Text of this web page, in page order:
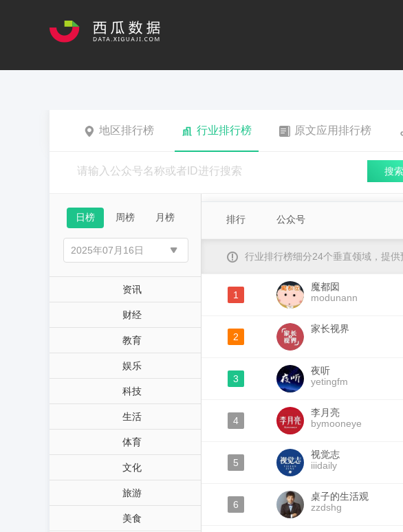
地区排行榜 行业排行榜 原文应用排行榜
搜索
日榜 周榜 月榜
资讯
财经
教育
娱乐
科技
生活
体育
文化
旅游
美食
排行 公众号
行业排行榜细分24个垂直领域，提
1
魔都囡
modunann
2
家长视界
3
夜听
yetingfm
4
李月亮
bymooneye
5
视觉志
iiidaily
6
桌子的生活观
zzdshg